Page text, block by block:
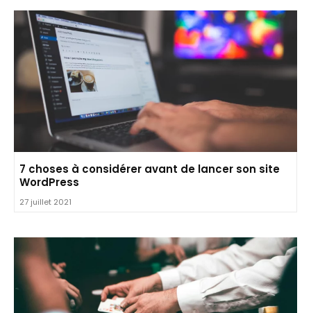
7 choses à considérer avant de lancer son site
WordPress
27 juillet 2021